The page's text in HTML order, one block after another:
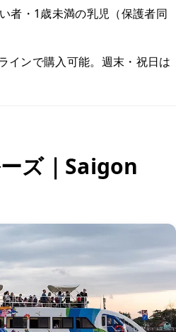
者・1歳未満の乳児（保護者同
インで購入可能。週末・祝日は
ズ｜Saigon